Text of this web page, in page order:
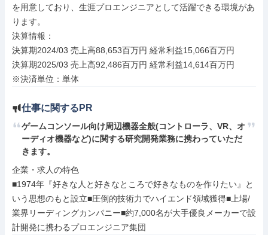
を用意しており、生涯プロエンジニアとして活躍できる環境があ
ります。
決算情報：
決算期2024/03 売上高88,653百万円 経常利益15,066百万円
決算期2025/03 売上高92,486百万円 経常利益14,614百万円
※決済単位：単体
仕事に関するPR
ゲームコンソール向け周辺機器全般(コントローラ、VR、オ
ーディオ機器など)に関する研究開発業務に携わっていただ
きます。
企業・求人の特色
■1974年『好きな人と好きなところで好きなものを作りたい』と
いう思想のもと設立■圧倒的技術力でハイエンド領域獲得■上場/
業界リーディングカンパニー■約7,000名が大手優良メーカーで設
計開発に携わるプロエンジニア集団